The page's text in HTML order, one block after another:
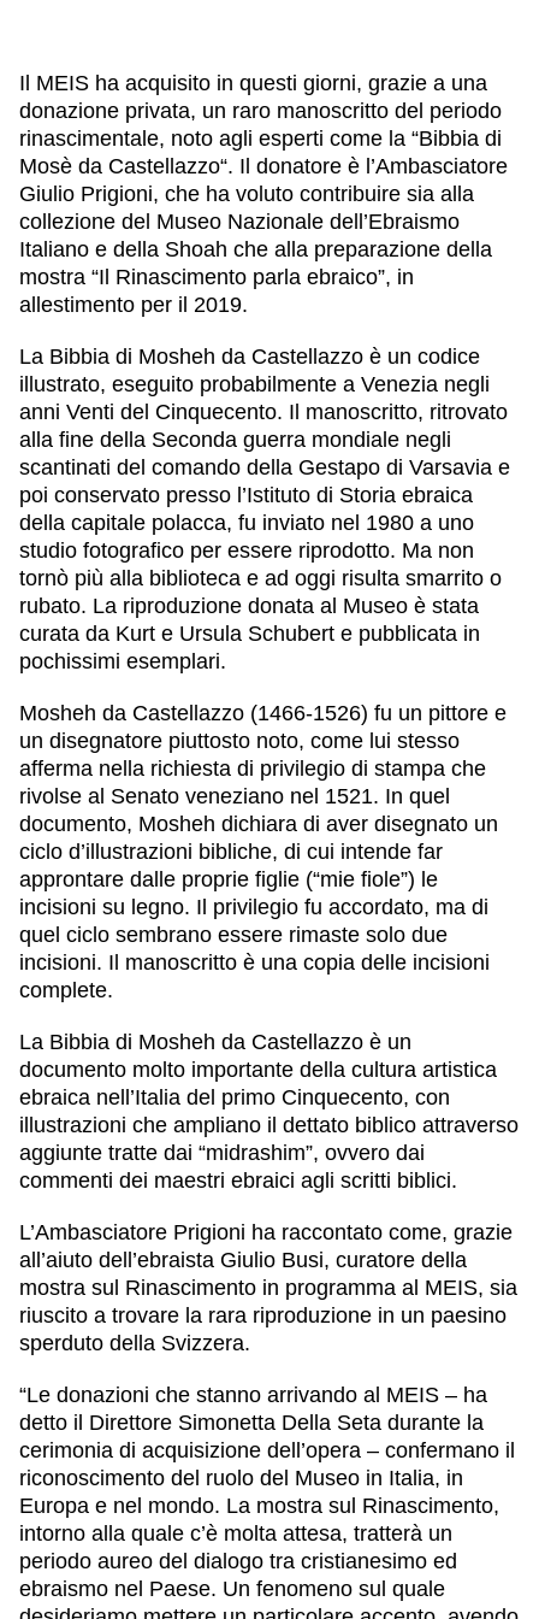
Il MEIS ha acquisito in questi giorni, grazie a una
donazione privata, un raro manoscritto del periodo
rinascimentale, noto agli esperti come la “Bibbia di
Mosè da Castellazzo“. Il donatore è l’Ambasciatore
Giulio Prigioni, che ha voluto contribuire sia alla
collezione del Museo Nazionale dell’Ebraismo
Italiano e della Shoah che alla preparazione della
mostra “Il Rinascimento parla ebraico”, in
allestimento per il 2019.
La Bibbia di Mosheh da Castellazzo è un codice
illustrato, eseguito probabilmente a Venezia negli
anni Venti del Cinquecento. Il manoscritto, ritrovato
alla fine della Seconda guerra mondiale negli
scantinati del comando della Gestapo di Varsavia e
poi conservato presso l’Istituto di Storia ebraica
della capitale polacca, fu inviato nel 1980 a uno
studio fotografico per essere riprodotto. Ma non
tornò più alla biblioteca e ad oggi risulta smarrito o
rubato. La riproduzione donata al Museo è stata
curata da Kurt e Ursula Schubert e pubblicata in
pochissimi esemplari.
Mosheh da Castellazzo (1466-1526) fu un pittore e
un disegnatore piuttosto noto, come lui stesso
afferma nella richiesta di privilegio di stampa che
rivolse al Senato veneziano nel 1521. In quel
documento, Mosheh dichiara di aver disegnato un
ciclo d’illustrazioni bibliche, di cui intende far
approntare dalle proprie figlie (“mie fiole”) le
incisioni su legno. Il privilegio fu accordato, ma di
quel ciclo sembrano essere rimaste solo due
incisioni. Il manoscritto è una copia delle incisioni
complete.
La Bibbia di Mosheh da Castellazzo è un
documento molto importante della cultura artistica
ebraica nell’Italia del primo Cinquecento, con
illustrazioni che ampliano il dettato biblico attraverso
aggiunte tratte dai “midrashim”, ovvero dai
commenti dei maestri ebraici agli scritti biblici.
L’Ambasciatore Prigioni ha raccontato come, grazie
all’aiuto dell’ebraista Giulio Busi, curatore della
mostra sul Rinascimento in programma al MEIS, sia
riuscito a trovare la rara riproduzione in un paesino
sperduto della Svizzera.
“Le donazioni che stanno arrivando al MEIS – ha
detto il Direttore Simonetta Della Seta durante la
cerimonia di acquisizione dell’opera – confermano il
riconoscimento del ruolo del Museo in Italia, in
Europa e nel mondo. La mostra sul Rinascimento,
intorno alla quale c’è molta attesa, tratterà un
periodo aureo del dialogo tra cristianesimo ed
ebraismo nel Paese. Un fenomeno sul quale